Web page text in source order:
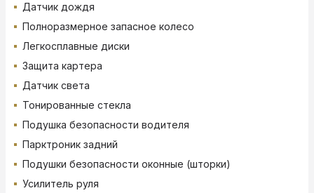
Датчик дождя
Полноразмерное запасное колесо
Легкосплавные диски
Защита картера
Датчик света
Тонированные стекла
Подушка безопасности водителя
Парктроник задний
Подушки безопасности оконные (шторки)
Усилитель руля